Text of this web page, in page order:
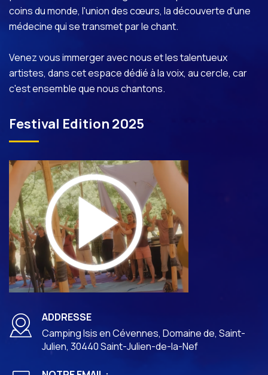
coins du monde, l'union des cœurs, la découverte d'une
médecine qui se transmet par le chant.
Venez vous immerger avec nous et les talentueux
artistes, dans cet espace dédié à la voix, au cercle, car
c'est ensemble que nous chantons.
Festival Edition 2025
ADDRESSE
Camping Isis en Cévennes, Domaine de, Saint-
Julien, 30440 Saint-Julien-de-la-Nef